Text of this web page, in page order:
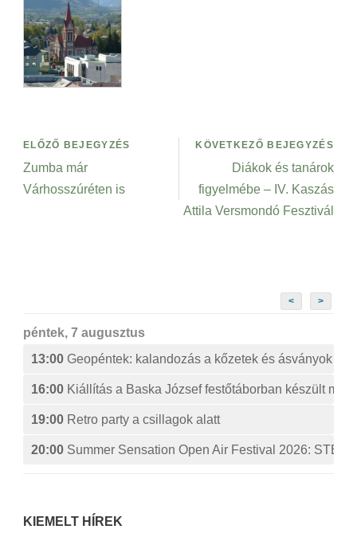
ELŐZŐ BEJEGYZÉS
Zumba már
Várhosszúréten is
KÖVETKEZŐ BEJEGYZÉS
Diákok és tanárok
figyelmébe – IV. Kaszás
Attila Versmondó Fesztivál
< >
péntek, 7 augusztus
13:00 Geopéntek: kalandozás a kőzetek és ásványok
16:00 Kiállítás a Baska József festőtáborban készült
19:00 Retro party a csillagok alatt
20:00 Summer Sensation Open Air Festival 2026:
KIEMELT HÍREK